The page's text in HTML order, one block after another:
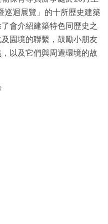
巡迴展覽」的十所歷史建築
會介紹建築特色同歷史之
園境的聯繫，鼓勵小朋友
以及它們與周遭環境的故